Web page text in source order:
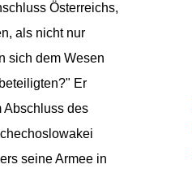
Österreichs,
als nicht nur
sich dem Wesen
Er
Abschluss des
seine Armee in